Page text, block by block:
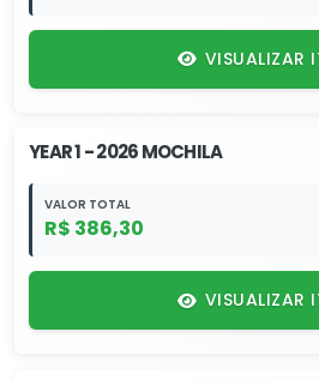
VISUALIZAR
YEAR 1 - 2026 MOCHILA
VALOR TOTAL
R$ 386,30
VISUALIZAR